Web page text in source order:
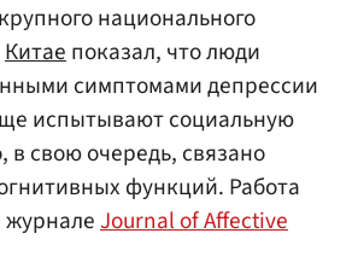
национального
Китаепоказал, что люди
симптомами депрессии
испытывают социальную
в свою очередь, связано
функций. Работа
журналеJournal of Affective